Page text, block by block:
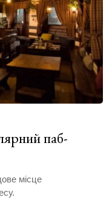
паб-
місце